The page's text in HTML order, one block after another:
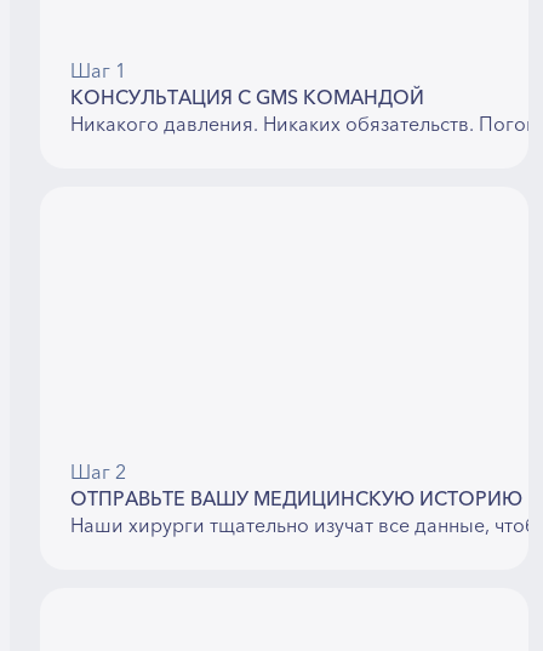
Шаг 1
КОНСУЛЬТАЦИЯ С GMS КОМАНДОЙ
Никакого давления. Никаких обязательств.
Шаг 2
ОТПРАВЬТЕ ВАШУ МЕДИЦИНСКУЮ ИСТОРИЮ
Наши хирурги тщательно изучат все данные,